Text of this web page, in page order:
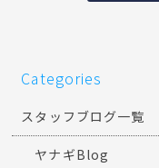
Categories
スタッフブログ一覧
ヤナギBlog